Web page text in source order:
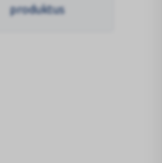
produktus